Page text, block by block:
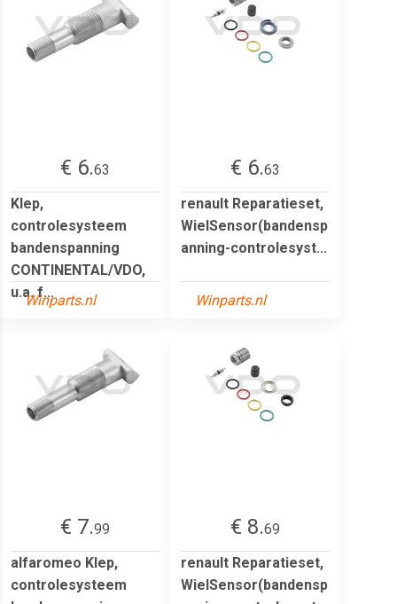
€ 6.63
Klep,
controlesysteem
bandenspanning
CONTINENTAL/VDO,
u.a. f...
Winparts.nl
€ 6.63
renault Reparatieset,
WielSensor(bandensp
anning-controlesyst...
Winparts.nl
€ 7.99
alfaromeo Klep,
controlesysteem
€ 8.69
renault Reparatieset,
WielSensor(bandensp